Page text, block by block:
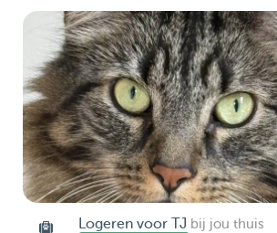
Logeren voor TJ bij jou thuis